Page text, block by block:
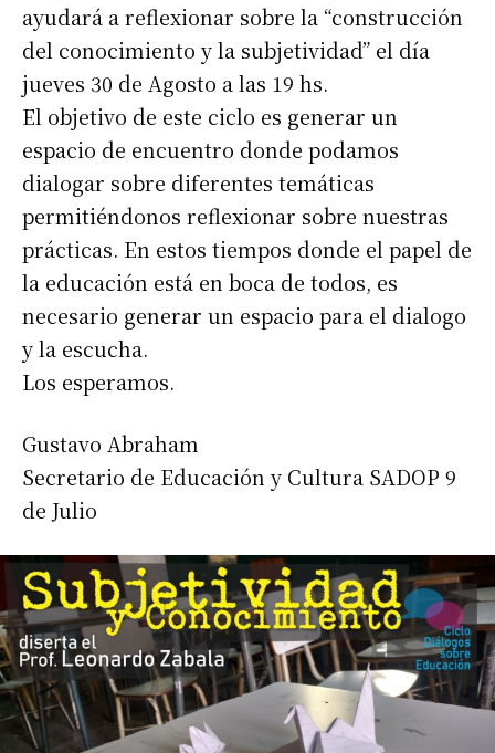
ayudará a reflexionar sobre la “construcción
del conocimiento y la subjetividad” el día
jueves 30 de Agosto a las 19 hs.
El objetivo de este ciclo es generar un
espacio de encuentro donde podamos
dialogar sobre diferentes temáticas
permitiéndonos reflexionar sobre nuestras
prácticas. En estos tiempos donde el papel de
la educación está en boca de todos, es
necesario generar un espacio para el dialogo
y la escucha.
Los esperamos.
Gustavo Abraham
Secretario de Educación y Cultura SADOP 9
de Julio